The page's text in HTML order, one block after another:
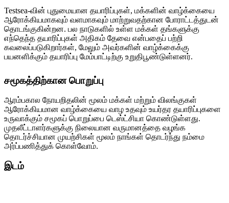
Testsea-வின் புதுமையான தயாரிப்புகள், மக்களின் வாழ்க்கையை
ஆரோக்கியமாகவும் வளமாகவும் மாற்றுவதற்கான போராட்டத்துடன்
தொடங்குகின்றன. பல நாடுகளில் உள்ள மக்கள் தங்களுக்கு
எந்தெந்த தயாரிப்புகள் அதிகம் தேவை என்பதைப் பற்றி
கவலைப்படுகிறார்கள், மேலும் அவர்களின் வாழ்க்கைக்கு
பயனளிக்கும் தயாரிப்பு மேம்பாட்டிற்கு உறுதிபூண்டுள்ளனர்.
சமூகத்திற்கான பொறுப்பு
ஆரம்பகால நோயறிதலின் மூலம் மக்கள் மற்றும் விலங்குகள்
ஆரோக்கியமான வாழ்க்கையை வாழ உதவும் உயர்தர தயாரிப்புகளை
உருவாக்கும் சமூகப் பொறுப்பை டெஸ்ட்சியா கொண்டுள்ளது.
முதலீட்டாளர்களுக்கு நிலையான வருமானத்தை வழங்க
தொடர்ச்சியான முயற்சிகள் மூலம் நாங்கள் தொடர்ந்து நம்மை
அர்ப்பணித்துக் கொள்வோம்.
இடம்